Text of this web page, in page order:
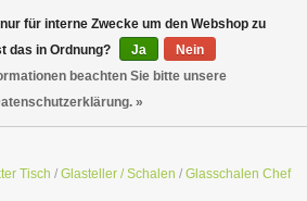
Tisch / Glasteller / Schalen / Glasschalen Chef
für interne Zwecke um den Webshop zu
das in Ordnung?
Ja
Nein
beachten Sie bitte unsere
»